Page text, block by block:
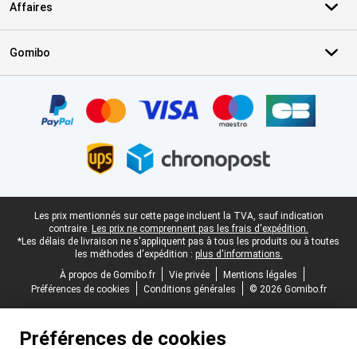
Affaires
Gomibo
Pied-de-page légal
Les prix mentionnés sur cette page incluent la TVA, sauf indication
contraire. Les prix ne comprennent pas les frais d'expédition.
*Les délais de livraison ne s'appliquent pas à tous les produits ou à toutes
les méthodes d'expédition : plus d'informations.
À propos de Gomibo.fr
Vie privée
Mentions légales
Préférences de cookies
Conditions générales © 2026 Gomibo.fr
Préférences de cookies